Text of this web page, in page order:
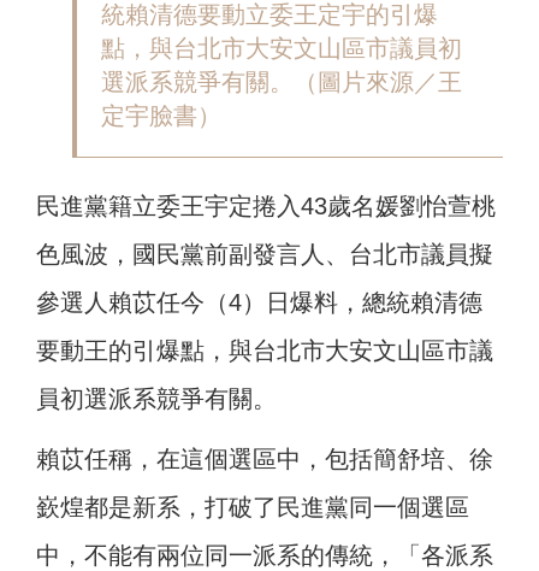
統賴清德要動立委王定宇的引爆
點，與台北市大安文山區市議員初
選派系競爭有關。（圖片來源／王
定宇臉書）
民進黨籍立委王宇定捲入43歲名媛劉怡萱桃
色風波，國民黨前副發言人、台北市議員擬
參選人賴苡任今（4）日爆料，總統賴清德
要動王的引爆點，與台北市大安文山區市議
員初選派系競爭有關。
賴苡任稱，在這個選區中，包括簡舒培、徐
嶔煌都是新系，打破了民進黨同一個選區
中，不能有兩位同一派系的傳統，「各派系